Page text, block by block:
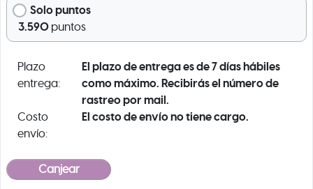
Solo puntos
3.590 puntos
Plazo
entrega:
El plazo de entrega es de 7 días hábiles
como máximo. Recibirás el número de
rastreo por mail.
Costo
envío:
El costo de envío no tiene cargo.